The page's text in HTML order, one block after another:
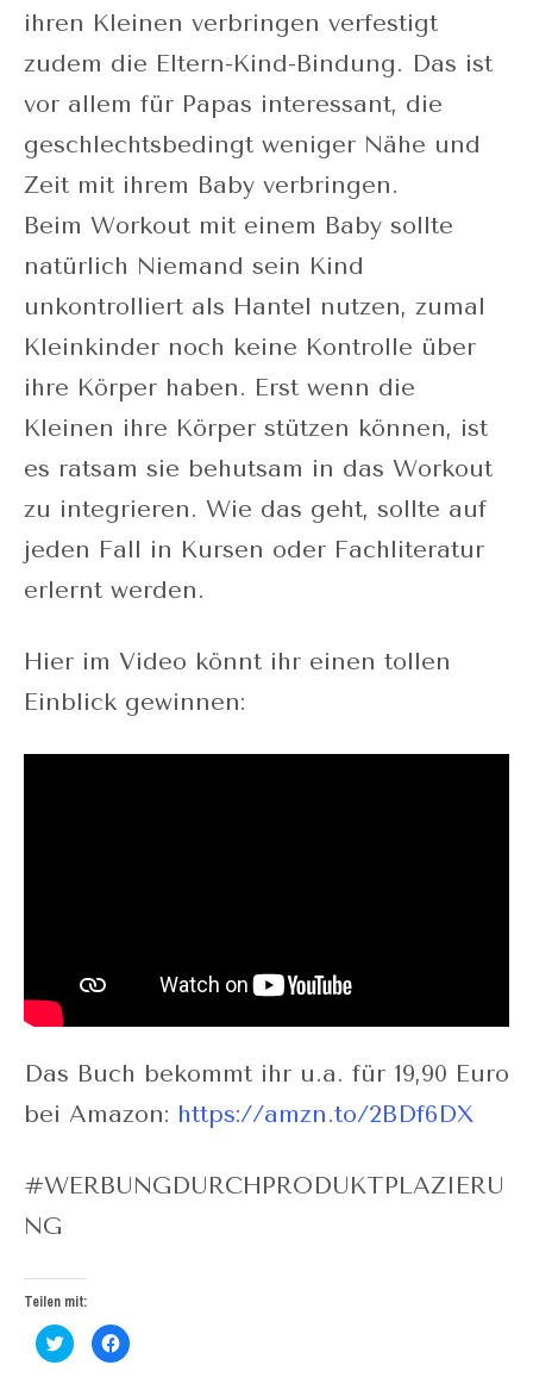
ihren Kleinen verbringen verfestigt
zudem die Eltern-Kind-Bindung. Das ist
vor allem für Papas interessant, die
geschlechtsbedingt weniger Nähe und
Zeit mit ihrem Baby verbringen.
Beim Workout mit einem Baby sollte
natürlich Niemand sein Kind
unkontrolliert als Hantel nutzen, zumal
Kleinkinder noch keine Kontrolle über
ihre Körper haben. Erst wenn die
Kleinen ihre Körper stützen können, ist
es ratsam sie behutsam in das Workout
zu integrieren. Wie das geht, sollte auf
jeden Fall in Kursen oder Fachliteratur
erlernt werden.
Hier im Video könnt ihr einen tollen
Einblick gewinnen:
Das Buch bekommt ihr u.a. für 19,90 Euro
bei Amazon: https://amzn.to/2BDf6DX
#WERBUNGDURCHPRODUKTPLAZIERU
NG
Teilen mit:
Klick,
um
Klick,
um